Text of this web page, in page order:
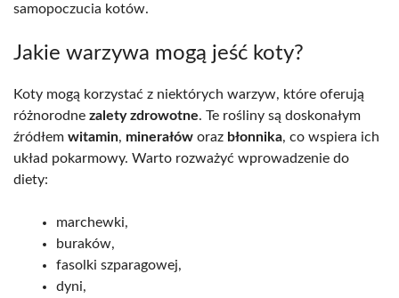
samopoczucia kotów.
Jakie warzywa mogą jeść koty?
Koty mogą korzystać z niektórych warzyw, które oferują
różnorodne zalety zdrowotne. Te rośliny są doskonałym
źródłem witamin, minerałów oraz błonnika, co wspiera ich
układ pokarmowy. Warto rozważyć wprowadzenie do
diety:
marchewki,
buraków,
fasolki szparagowej,
dyni,